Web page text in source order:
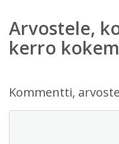
Arvostele,
kerro
Kommentti,